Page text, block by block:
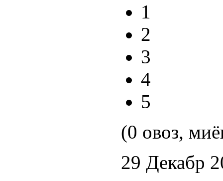
1
2
3
4
5
(0 овоз,
29 Декабр